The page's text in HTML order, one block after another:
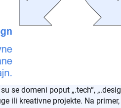
se domeni poput „.tech“,
kreativne projekte. Na